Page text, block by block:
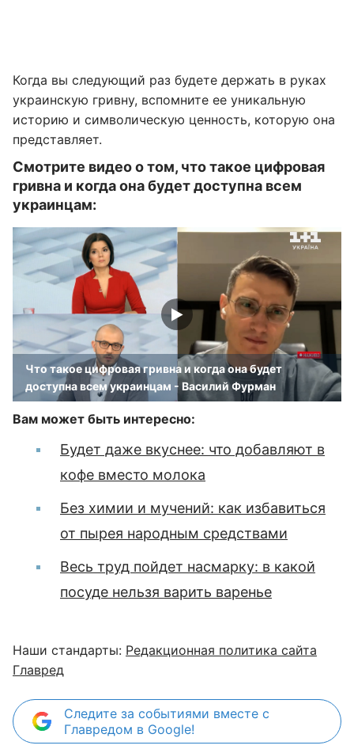
Когда вы следующий раз будете держать в руках
украинскую гривну, вспомните ее уникальную
историю и символическую ценность, которую она
представляет.
Смотрите видео о том, что такое цифровая
гривна и когда она будет доступна всем
украинцам:
Что такое цифровая гривна и когда она будет
доступна всем украинцам - Василий Фурман
Вам может быть интересно:
Будет даже вкуснее: что добавляют в
кофе вместо молока
Без химии и мучений: как избавиться
от пырея народным средствами
Весь труд пойдет насмарку: в какой
посуде нельзя варить варенье
Наши стандарты: Редакционная политика сайта
Главред
Следите за событиями вместе с
Главредом в Google!